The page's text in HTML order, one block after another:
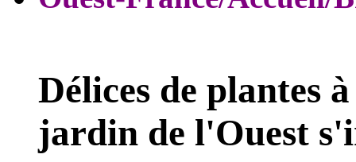
Délices de plantes
jardin de l'Ouest